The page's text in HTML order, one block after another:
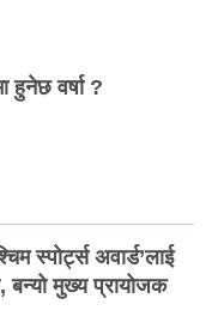
वर्षा ?
स्पोर्ट्स अवार्ड’लाई
बन्यो मुख्य प्रायोजक